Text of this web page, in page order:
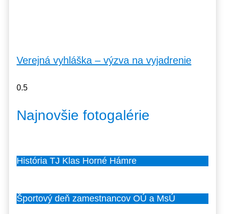
Verejná vyhláška – výzva na vyjadrenie
Najnovšie fotogalérie
História TJ Klas Horné Hámre
Športový deň zamestnancov OÚ a MsÚ